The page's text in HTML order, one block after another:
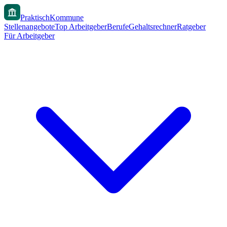
PraktischKommune
StellenangeboteTop ArbeitgeberBerufeGehaltsrechnerRatgeber
Für Arbeitgeber